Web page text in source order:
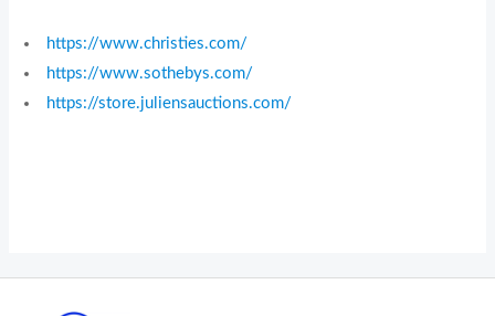
https://www.christies.com/
https://www.sothebys.com/
https://store.juliensauctions.com/